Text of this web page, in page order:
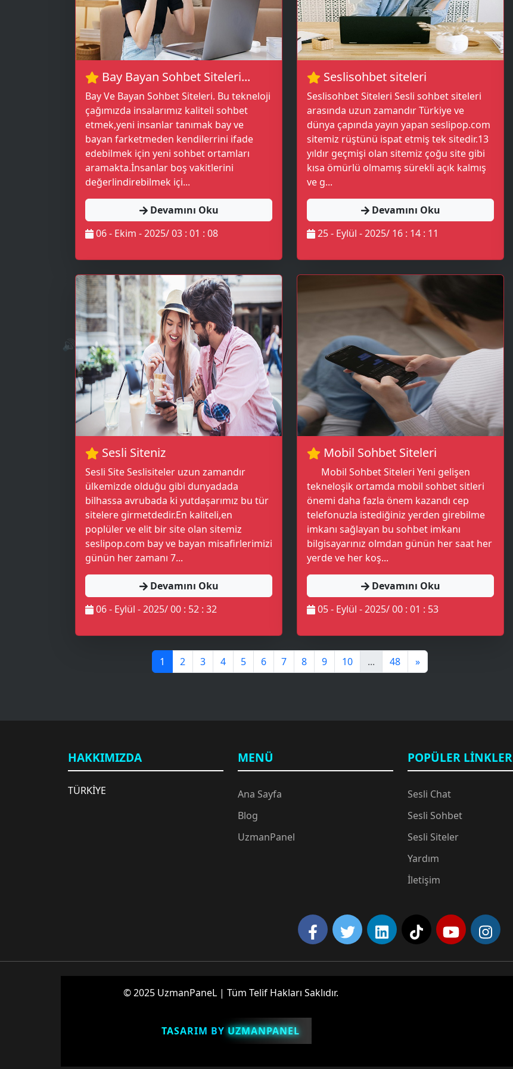
💚
🔊
😂
💛
Bay Bayan Sohbet Siteleri...
Bay Ve Bayan Sohbet Siteleri. Bu tekneloji
çağımızda insalarımız kaliteli sohbet
etmek,yeni insanlar tanımak bay ve
bayan farketmeden kendilerrini ifade
edebilmek için yeni sohbet ortamları
aramakta.İnsanlar boş vakitlerini
değerlindirebilmek içi...
Devamını Oku
06 - Ekim - 2025/ 03 : 01 : 08
Seslisohbet siteleri
Seslisohbet Siteleri Sesli sohbet siteleri
arasında uzun zamandır Türkiye ve
dünya çapında yayın yapan seslipop.com
sitemiz rüştünü ispat etmiş tek sitedir.13
yıldır geçmişi olan sitemiz çoğu site gibi
kısa ömürlü olmamış sürekli açık kalmış
ve g...
Devamını Oku
25 - Eylül - 2025/ 16 : 14 : 11
Sesli Siteniz
Sesli Site Seslisiteler uzun zamandır
ülkemizde olduğu gibi dunyadada
bilhassa avrubada ki yutdaşarımız bu tür
sitelere girmetdedir.En kaliteli,en
poplüler ve elit bir site olan sitemiz
seslipop.com bay ve bayan misafirlerimizi
günün her zamanı 7...
Devamını Oku
06 - Eylül - 2025/ 00 : 52 : 32
Mobil Sohbet Siteleri
Mobil Sohbet Siteleri Yeni gelişen
tekneloşik ortamda mobil sohbet sitleri
önemi daha fazla önem kazandı cep
telefonuzla istediğiniz yerden girebilme
imkanı sağlayan bu sohbet imkanı
bilgisayarınız olmdan günün her saat her
yerde ve her koş...
Devamını Oku
05 - Eylül - 2025/ 00 : 01 : 53
1 2 3 4 5 6 7 8 9 10 ... 48 »
HAKKIMIZDA
TÜRKİYE
MENÜ
Ana Sayfa
Blog
UzmanPanel
POPÜLER LINKLER
Sesli Chat
Sesli Sohbet
Sesli Siteler
Yardım
İletişim
© 2025 UzmanPaneL | Tüm Telif Hakları Saklıdır.
TASARIM BYUZMANPANEL